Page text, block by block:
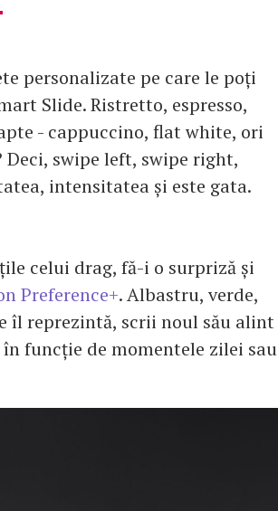
personalizate pe care le poți
Slide. Ristretto, espresso,
- cappuccino, flat white, ori
Deci, swipe left, swipe right,
intensitatea și este gata.
celui drag, fă-i o surpriză și
Preference+. Albastru, verde,
îl reprezintă, scrii noul său alint
funcție de momentele zilei sau